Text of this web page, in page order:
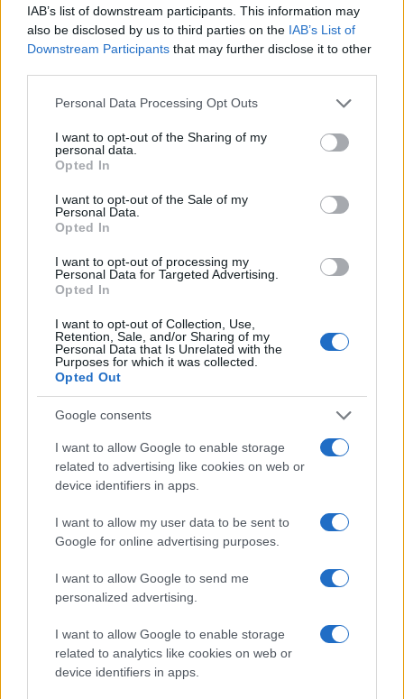
IAB’s list of downstream participants. This information may
also be disclosed by us to third parties on the IAB’s List of
Downstream Participants that may further disclose it to other
Please note that this website/app uses one or more Google
not limited to your visit or usage behaviour. You may click to
grant or deny consent to Google and its third-party tags to
use your data for below specified purposes in below Google
consent section.
Personal Data Processing Opt Outs
I want to opt-out of the Sharing of my
personal data.
Opted In
I want to opt-out of the Sale of my
Personal Data.
Opted In
I want to opt-out of processing my
Personal Data for Targeted Advertising.
Opted In
I want to opt-out of Collection, Use,
Retention, Sale, and/or Sharing of my
Personal Data that Is Unrelated with the
Purposes for which it was collected.
Opted Out
Google consents
I want to allow Google to enable storage
related to advertising like cookies on web or
device identifiers in apps.
I want to allow my user data to be sent to
Google for online advertising purposes.
I want to allow Google to send me
personalized advertising.
I want to allow Google to enable storage
related to analytics like cookies on web or
device identifiers in apps.
Schnabel továbbra is elutasította a
bojkottfelhívásokat, és egyértelműen kiállt a
színészei mellett. Felidézte, hogy a legutóbbi
Jeruzsálemi Filmfesztiválon Gadot díjat
kapott a nemzetközi filmiparban elért
eredményeiért, és beszédében a béke
fontosságát hangsúlyozta.
„Az izraeli jobboldal ezt nem
nézte jó szemmel”
– tette hozzá a rendező.
„Izrael miatt erősödik az európai
beszélt a világhírű írónő
Miről fog szólni a Dante kezében?
Dante kezébenkét, időben párhuzamosan
futótörténetszálatkövet. Az egyik
középpontjában a 21. századi New Yorkban
élő író, Nick Tosches áll, aki erőszakba és
alvilági intrikákba torkolló utazásra indul,
miután egy maffiavezér felbéreli, hogy